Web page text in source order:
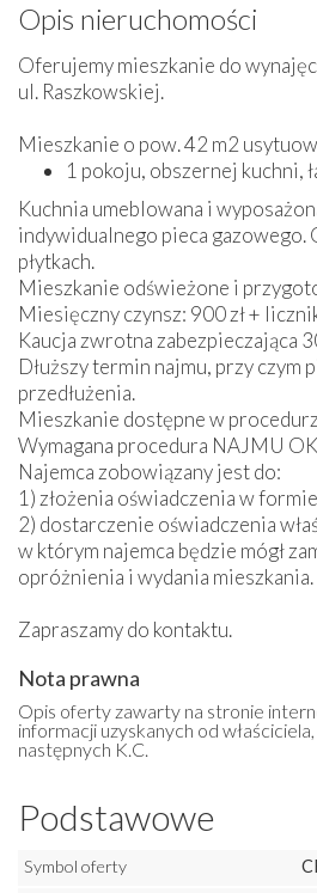
Opis nieruchomości
Oferujemy mieszkanie do
ul. Raszkowskiej.
Mieszkanie o pow. 42 m2
1 pokoju, obszernej kuchni,
Kuchnia umeblowana i
indywidualnego pieca gazowego.
płytkach.
Mieszkanie odświeżone i
Miesięczny czynsz: 900 zł +
Kaucja zwrotna zabezpieczająca
Dłuższy termin najmu, przy
przedłużenia.
Mieszkanie dostępne w
Wymagana procedura NAJMU
Najemca zobowiązany jest do:
1) złożenia oświadczenia w
2) dostarczenie oświadczenia
w którym najemca będzie mógł
opróżnienia i wydania mieszkania.
Zapraszamy do kontaktu.
Nota prawna
Opis oferty zawarty na stronie
informacji uzyskanych od
następnych K.C.
Podstawowe
Symbol oferty